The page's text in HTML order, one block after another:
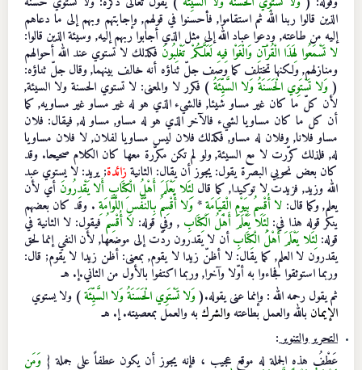
الذين قالوا ربنا الله ثم استقاموا, فأحسنوا في قولهم, وإجابتهم وبهم إلى ما دعاهم
إليه من طاعته, ودعوا عباد الله إلى مثل الذي أجابوا ربهم إليه,وسيئة الذين قالوا:
لا تَسْمَعُوا لِهَذَا الْقُرْآنِ وَالْغَوْا فِيهِ لَعَلَّكُمْ تَغْلِبُونَ فكذلك لا تستوي عند الله أحوالهم
ومنازلهم, ولكنها تختلف كما وصف جلّ ثناؤه أنه خالف بينهما, وقال جلّ ثناؤه:
(وَلا تَسْتَوِي الْحَسَنَةُ وَلا السَّيِّئَةُ) فكرر لا والمعنى: لا تستوي الحسنة ولا السيئة,
لأن كلّ ما كان غير مساو شيئا, فالشيء الذي هو له غير مساو غير مساويه, كما
أن كل ما كان مساويا لشيء فالآخر الذي هو له مساو, مساو له, فيقال: فلان
مساو فلانا, وفلان له مساو, فكذلك فلان ليس مساويا لفلان, لا فلان مساويا
له, فلذلك كرّرت لا مع السيئة, ولو لم تكن مكرّرة معها كان الكلام صحيحا. وقد
كان بعض نحويي البصرة يقول: يجوز أن يقال: الثانيةزائدة; يريد: لا يستوي عبد
الله وزيد, فزيدت لا توكيدا, كما قاللِئَلا يَعْلَمَ أَهْلُ الْكِتَابِ أَلا يَقْدِرُونَ أي لأن
يعلم, وكما قال: لا أُقْسِمُ بِيَوْمِ الْقِيَامَةِ*وَلا أُقْسِمُ بِالنَّفْسِ اللَّوَّامَةِ. وقد كان بعضهم
ينكر قوله هذا في:لِئَلا يَعْلَمَ أَهْلُ الْكِتَابِ , وفي قوله: لا أُقْسِمُ فيقول: لا الثانية في
قوله:لِئَلا يَعْلَمَ أَهْلُ الْكِتَابِأن لا يقدرون ردّت إلى موضعها, لأن النفي إنما لحق
يقدرون لا العلم, كما يقال: لا أظنّ زيدا لا يقوم, بمعنى: أظن زيدا لا يقوم; قال:
وربما استوثقوا فجاءوا به أوّلا وآخرا, وربما اكتفوا بالأول من الثاني.إ. هـ
ثم يقول رحمه الله : وإنما عنى يقوله.(وَلا تَسْتَوِي الْحَسَنَةُ وَلا السَّيِّئَة) ولا يستوي
الإيمانبالله والعمل بطاعتهوالشركبه والعمل بمعصيته. إ. هـ
التحرير والتنوير:
عَطْفُ هذه الجملة له موقع عجيب ، فإنه يجوز أن يكون عطفاً على جملة { وَمَن